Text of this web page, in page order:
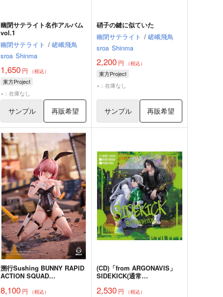
幽閉サテライト名作アルバム
vol.1
幽閉サテライト / 嵯峨飛鳥
sroa Shinma
1,650 円 （税込）
東方Project
×：在庫なし
サンプル 再販希望
硝子の鍵に似ていた
幽閉サテライト / 嵯峨飛鳥
sroa Shinma
2,200 円 （税込）
東方Project
×：在庫なし
サンプル 再販希望
溯行Sushing BUNNY RAPID
ACTION SQUAD
8,100 円 （税込）
(CD)「from ARGONAVIS」
SIDEKICK(通常
2,530 円 （税込）